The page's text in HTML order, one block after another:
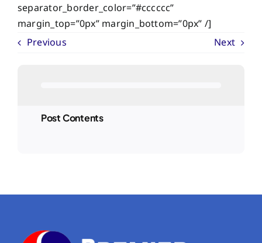
separator_border_color=”#cccccc”
margin_top=”0px” margin_bottom=”0px” /]
Previous
Next
Post Contents